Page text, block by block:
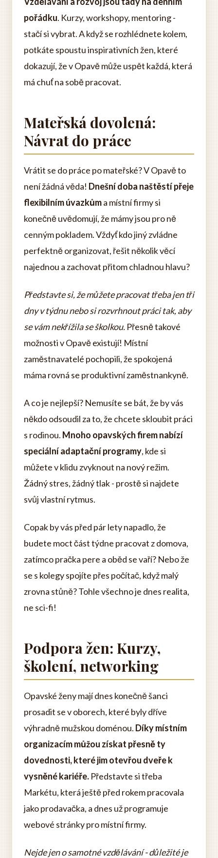
pořádku. Kurzy, workshopy, mentoring -
stačí si vybrat. A když se rozhlédnete kolem,
potkáte spoustu inspirativních žen, které
dokazují, že v Opavě může uspět každá, která
má chuť na sobě pracovat.
Mateřská dovolená:
Návrat do práce
Vrátit se do práce po mateřské? V Opavě to
není žádná věda! Dnešní doba naštěstí přeje
flexibilním úvazkůma místní firmy si
konečně uvědomují, že mámy jsou pro ně
cenným pokladem. Vždyť kdo jiný zvládne
perfektně organizovat, řešit několik věcí
najednou a zachovat přitom chladnou hlavu?
Představte si, že můžete pracovat třeba jen tři
dny v týdnu nebo si rozvrhnout práci tak, aby
se vám nekřížila se školkou. Přesně takové
možnosti v Opavě existují! Místní
zaměstnavatelé pochopili, že spokojená
máma rovná se produktivní zaměstnankyně.
A co je nejlepší? Nemusíte se bát, že by vás
někdo odsoudil za to, že chcete skloubit práci
s rodinou. Mnoho opavských firem nabízí
speciální adaptační programy, kde si
můžete v klidu zvyknout na nový režim.
Žádný stres, žádný tlak - prostě si najdete
svůj vlastní rytmus.
Copak by vás před pár lety napadlo, že
budete moct část týdne pracovat z domova,
zatímco pračka pere a oběd se vaří? Nebo že
se s kolegy spojíte přes počítač, když malý
zrovna stůně? Tohle všechno je dnes realita,
ne sci-fi!
Podpora žen: Kurzy,
školení, networking
Opavské ženy mají dnes konečně šanci
prosadit se v oborech, které byly dříve
výhradně mužskou doménou. Díky místním
organizacím můžou získat přesně ty
dovednosti, které jim otevřou dveře k
vysněné kariéře. Představte si třeba
Markétu, která ještě před rokem pracovala
jako prodavačka, a dnes už programuje
webové stránky pro místní firmy.
Nejde jen o samotné vzdělávání - důležité je